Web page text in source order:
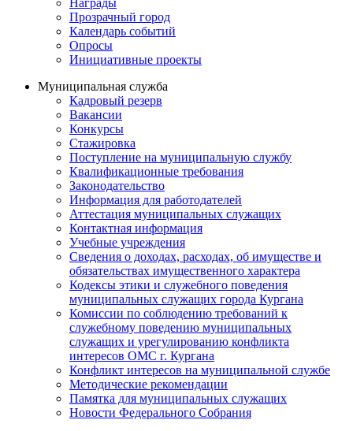
Прозрачный город
Календарь событий
Опросы
Инициативные проекты
Муниципальная служба
Кадровый резерв
Вакансии
Конкурсы
Стажировка
Поступление на муниципальную службу
Квалификационные требования
Законодательство
Информация для работодателей
Аттестация муниципальных служащих
Контактная информация
Учебные учреждения
Сведения о доходах, расходах, об имуществе и
обязательствах имущественного характера
Кодексы этики и служебного поведения
муниципальных служащих города Кургана
Комиссии по соблюдению требований к
служебному поведению муниципальных
служащих и урегулированию конфликта
интересов ОМС г. Кургана
Конфликт интересов на муниципальной службе
Методические рекомендации
Памятка для муниципальных служащих
Новости Федерального Cобрания